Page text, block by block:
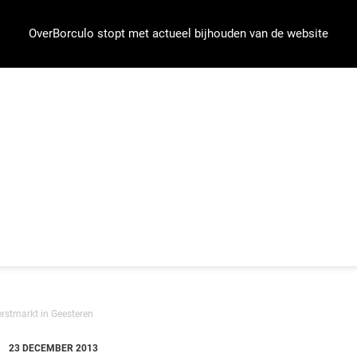
OverBorculo stopt met actueel bijhouden van de website
in Geesteren
23 DECEMBER 2013